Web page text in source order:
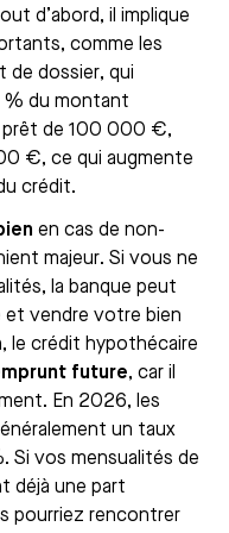
d’abord, il implique
comme les
de dossier, qui
% du montant
prêt de 100 000 €,
€, ce qui augmente
crédit.
en cas de non-
majeur. Si vous ne
la banque peut
et vendre votre bien
le crédit hypothécaire
future, car il
En 2026, les
un taux
Si vos mensualités de
déjà une part
pourriez rencontrer